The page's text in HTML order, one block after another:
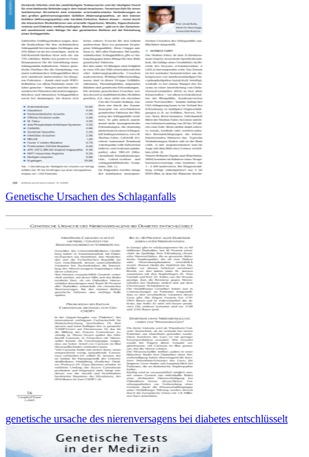
Genetische Ursachen des Schlaganfalls
genetische ursache des nierenversagens bei diabetes entschlüsselt